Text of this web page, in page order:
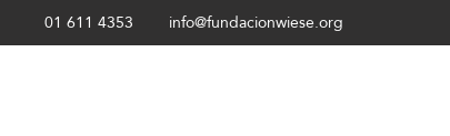
01 611 4353 info@fundacionwiese.org